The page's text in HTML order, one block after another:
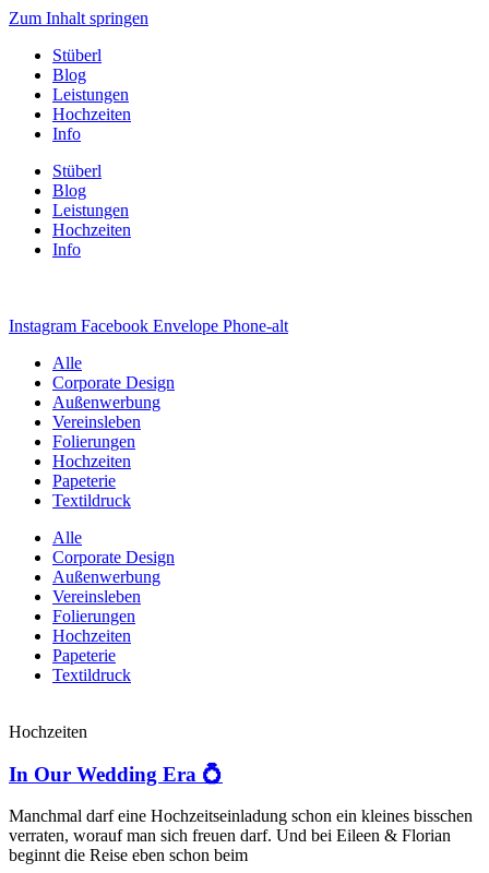
Zum Inhalt springen
Stüberl
Blog
Leistungen
Hochzeiten
Info
Stüberl
Blog
Leistungen
Hochzeiten
Info
Instagram Facebook Envelope Phone-alt
Alle
Corporate Design
Außenwerbung
Vereinsleben
Folierungen
Hochzeiten
Papeterie
Textildruck
Alle
Corporate Design
Außenwerbung
Vereinsleben
Folierungen
Hochzeiten
Papeterie
Textildruck
Hochzeiten
In Our Wedding Era 💍
Manchmal darf eine Hochzeitseinladung schon ein kleines bisschen
verraten, worauf man sich freuen darf. Und bei Eileen & Florian
beginnt die Reise eben schon beim